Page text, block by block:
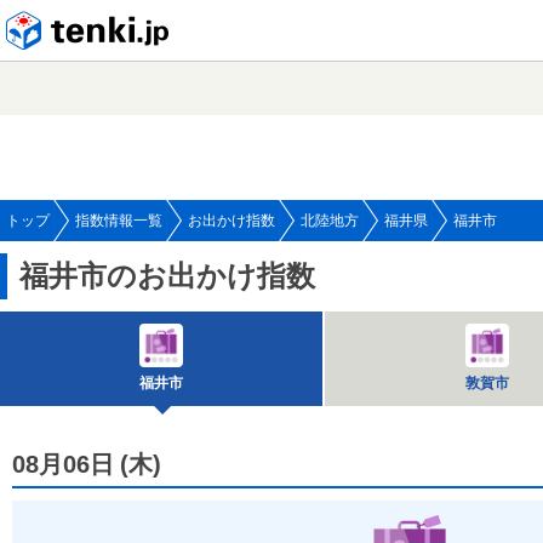
トップ 指数情報一覧 お出かけ指数 北陸地方 福井県 福井市
福井市のお出かけ指数
福井市 敦賀市
08月06日 (木)